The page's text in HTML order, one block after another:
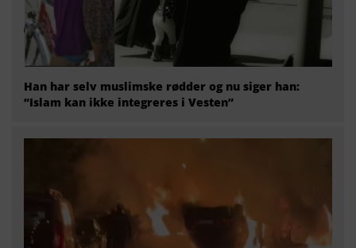
Han har selv muslimske rødder og nu siger han:
“Islam kan ikke integreres i Vesten”